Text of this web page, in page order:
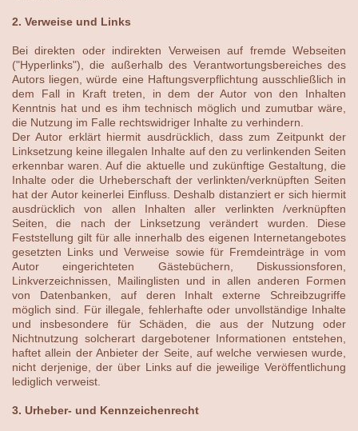
2. Verweise und Links
Bei direkten oder indirekten Verweisen auf fremde Webseiten
("Hyperlinks"), die außerhalb des Verantwortungsbereiches des
Autors liegen, würde eine Haftungsverpflichtung ausschließlich in
dem Fall in Kraft treten, in dem der Autor von den Inhalten
Kenntnis hat und es ihm technisch möglich und zumutbar wäre,
die Nutzung im Falle rechtswidriger Inhalte zu verhindern.
Der Autor erklärt hiermit ausdrücklich, dass zum Zeitpunkt der
Linksetzung keine illegalen Inhalte auf den zu verlinkenden Seiten
erkennbar waren. Auf die aktuelle und zukünftige Gestaltung, die
Inhalte oder die Urheberschaft der verlinkten/verknüpften Seiten
hat der Autor keinerlei Einfluss. Deshalb distanziert er sich hiermit
ausdrücklich von allen Inhalten aller verlinkten /verknüpften
Seiten, die nach der Linksetzung verändert wurden. Diese
Feststellung gilt für alle innerhalb des eigenen Internetangebotes
gesetzten Links und Verweise sowie für Fremdeinträge in vom
Autor eingerichteten Gästebüchern, Diskussionsforen,
Linkverzeichnissen, Mailinglisten und in allen anderen Formen
von Datenbanken, auf deren Inhalt externe Schreibzugriffe
möglich sind. Für illegale, fehlerhafte oder unvollständige Inhalte
und insbesondere für Schäden, die aus der Nutzung oder
Nichtnutzung solcherart dargebotener Informationen entstehen,
haftet allein der Anbieter der Seite, auf welche verwiesen wurde,
nicht derjenige, der über Links auf die jeweilige Veröffentlichung
lediglich verweist.
3. Urheber- und Kennzeichenrecht